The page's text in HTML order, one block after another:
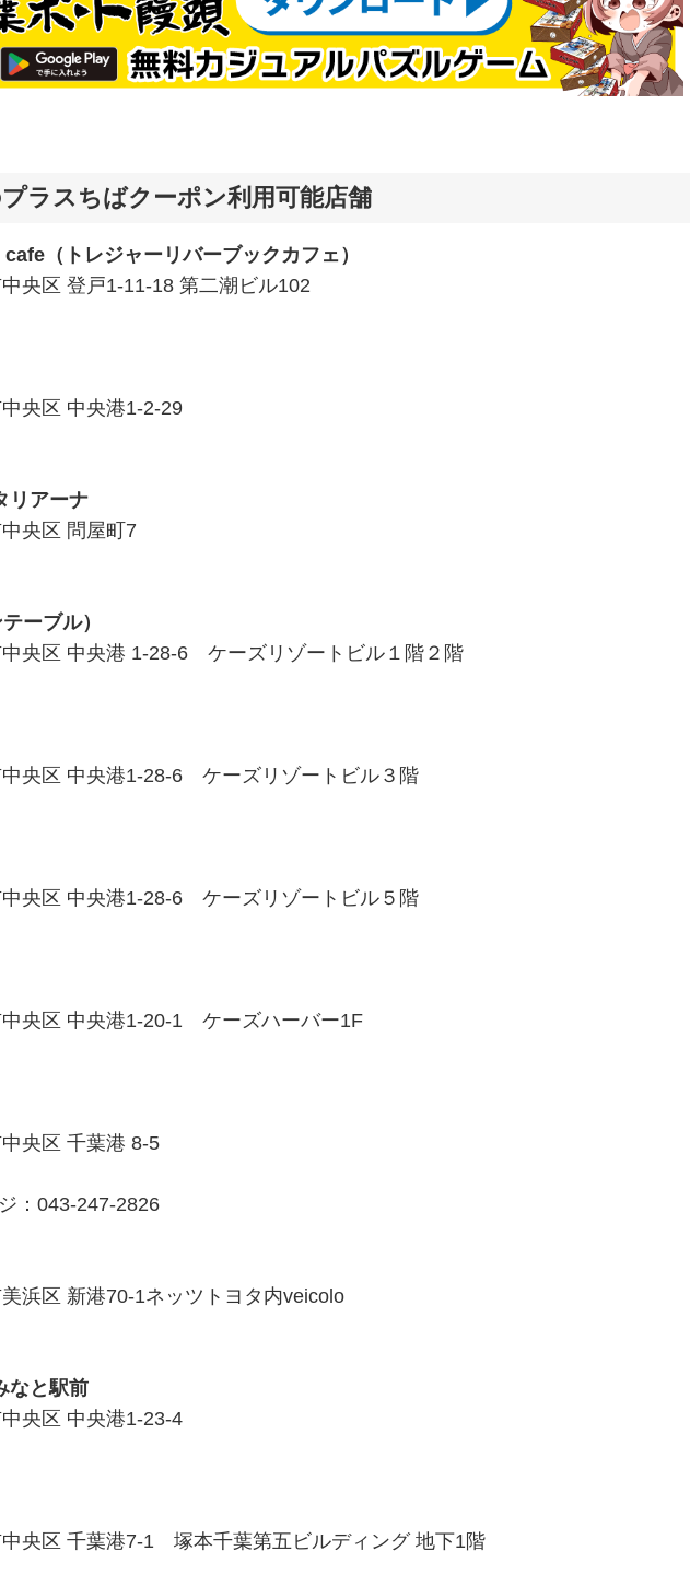
ラスちばクーポン利用可能店舗
（トレジャーリバーブックカフェ）
央区 登戸1-11-18 第二潮ビル102
央区 中央港1-2-29
リアーナ
央区 問屋町7
ーブル）
央区 中央港 1-28-6 ケーズリゾートビル１階２階
央区 中央港1-28-6 ケーズリゾートビル３階
央区 中央港1-28-6 ケーズリゾートビル５階
央区 中央港1-20-1 ケーズハーバー1F
央区 千葉港 8-5
：043-247-2826
浜区 新港70-1ネッツトヨタ内veicolo
なと駅前
央区 中央港1-23-4
央区 千葉港7-1 塚本千葉第五ビルディング 地下1階